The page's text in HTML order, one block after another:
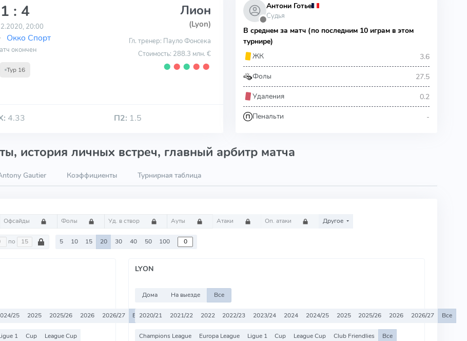
1 : 4
20:00
Окко Спорт
окончен
Тур 16
Лион
(Lyon)
Гл. тренер: Пауло Фонсека
Стоимость: 288.3 млн. €
⬤ ⬤ ⬤ ⬤ ⬤
4.33 П2: 1.5
⬤
Антони Готье
Судья
В среднем за матч (по последним 10 играм в этом
турнире)
ЖК
3.6
Фолы 27.5
Удаления 0.2
Пенальти -
история личных встреч, главный арбитр матча
Gautier Коэффициенты Турнирная таблица
Офсайды Фолы Уд. в створ Ауты Атаки Оп. атаки Другое
по 5 10 15 20 30 40 50 100
25 2025 2025/26 2026 2026/27 Все
1 Cup
League Cup
LYON
Дома На выезде Все
2020/21 2021/22 2022 2022/23 2023/24 2024 2024/25 2025 2025/26 2026 2026/27 Все
Champions League Europa League Ligue 1 Cup League Cup Club Friendlies Все